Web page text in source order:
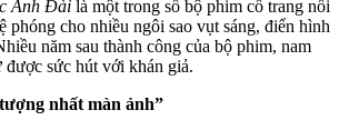
Anh Đài là một trong số bộ phim cổ trang nổi
phóng cho nhiều ngôi sao vụt sáng, điển hình
năm sau thành công của bộ phim, nam
sức hút với khán giả.
nhất màn ảnh”